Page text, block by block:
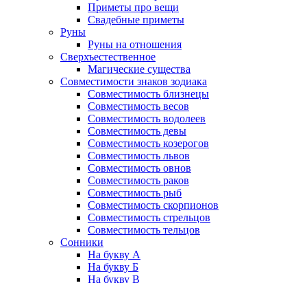
Приметы про вещи
Свадебные приметы
Руны
Руны на отношения
Сверхъестественное
Магические существа
Совместимости знаков зодиака
Совместимость близнецы
Совместимость весов
Совместимость водолеев
Совместимость девы
Совместимость козерогов
Совместимость львов
Совместимость овнов
Совместимость раков
Совместимость рыб
Совместимость скорпионов
Совместимость стрельцов
Совместимость тельцов
Сонники
На букву А
На букву Б
На букву В